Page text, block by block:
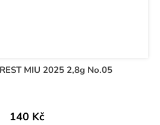
MIU 2025 2,8g No.05
140 Kč